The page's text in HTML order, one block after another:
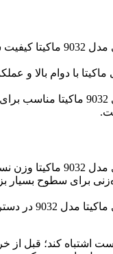
1. سمباده غلطکی مدل 9032
ماکیتا با دوام بالا و
3. سمباده غلطکی 9032
برای سطوح
3. سمباده غلطکی
کند؛ قبل از